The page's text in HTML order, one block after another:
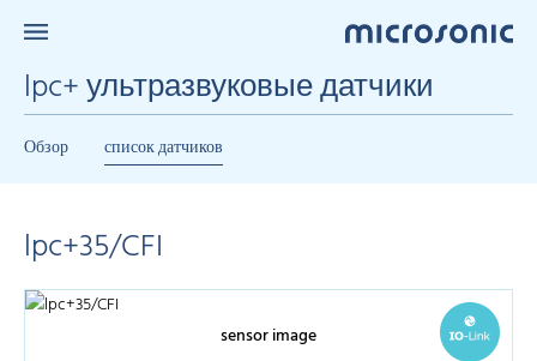
lpc+ ультразвуковые датчики
Обзор список датчиков
lpc+35/CFI
sensor image